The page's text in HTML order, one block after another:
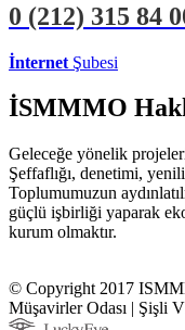
0 (212) 315 84
İnternet Şubesi
İSMMMO
Geleceğe yönelik
Şeffaflığı, denetimi,
Toplumumuzun
güçlü işbirliği yaparak
kurum olmaktır.
© Copyright 2017
Müşavirler Odası | Şişli